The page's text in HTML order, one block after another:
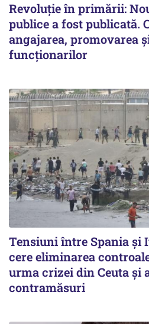
Revoluție în primării:
publice a fost publicată.
angajarea, promovarea
funcționarilor
Tensiuni între Spania și
cere eliminarea
urma crizei din Ceuta și
contramăsuri